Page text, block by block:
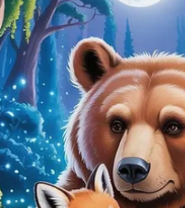
ein fantastisches
Hilfsbereitschaft und
im flüsternden
Leseerlebnis für Kinder,
Schlaf begleitet.